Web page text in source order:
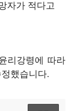
자가 적다고
리강령에 따라
했습니다.